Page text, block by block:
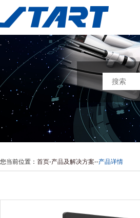
您当前位置： 首页-产品及解决方案--产品详情